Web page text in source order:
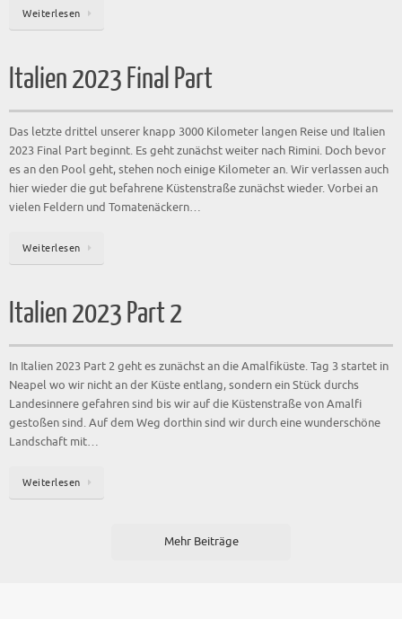
Weiterlesen
Italien 2023 Final Part
Das letzte drittel unserer knapp 3000 Kilometer langen Reise und Italien
2023 Final Part beginnt. Es geht zunächst weiter nach Rimini. Doch bevor
es an den Pool geht, stehen noch einige Kilometer an. Wir verlassen auch
hier wieder die gut befahrene Küstenstraße zunächst wieder. Vorbei an
vielen Feldern und Tomatenäckern…
Weiterlesen
Italien 2023 Part 2
In Italien 2023 Part 2 geht es zunächst an die Amalfiküste. Tag 3 startet in
Neapel wo wir nicht an der Küste entlang, sondern ein Stück durchs
Landesinnere gefahren sind bis wir auf die Küstenstraße von Amalfi
gestoßen sind. Auf dem Weg dorthin sind wir durch eine wunderschöne
Landschaft mit…
Weiterlesen
Mehr Beiträge